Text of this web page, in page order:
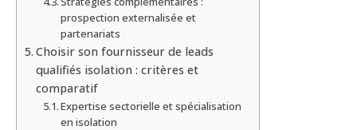
prospection externalisée et
partenariats
Choisir son fournisseur de leads
qualifiés isolation : critères et
comparatif
Expertise sectorielle et spécialisation
en isolation